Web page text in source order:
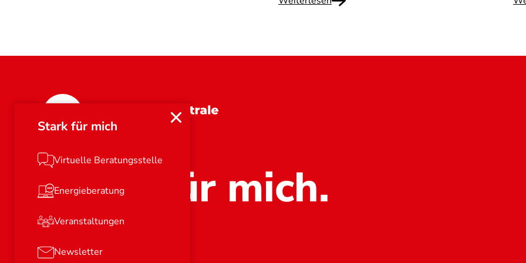
Stark für mich
Virtuelle Beratungsstelle
Energieberatung
Veranstaltungen
Newsletter
Bayern
Stark für mich.